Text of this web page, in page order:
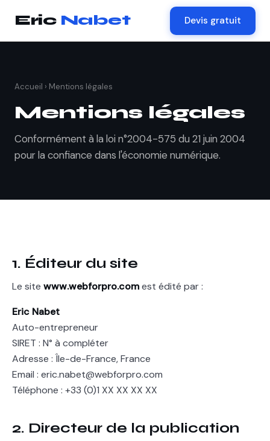
Eric Nabet Devis gratuit
Accueil › Mentions légales
Mentions légales
Conformément à la loi n°2004-575 du 21 juin 2004
pour la confiance dans l'économie numérique.
1. Éditeur du site
Le site www.webforpro.comest édité par :
Eric Nabet
Auto-entrepreneur
SIRET : N° à compléter
Adresse : Île-de-France, France
Email : eric.nabet@webforpro.com
Téléphone : +33 (0)1 XX XX XX XX
2. Directeur de la publication